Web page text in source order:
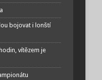
bojovat i lonští
vítězem je